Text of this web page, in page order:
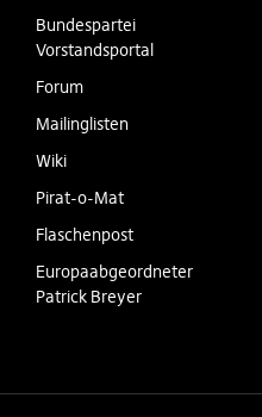
Bundespartei
Vorstandsportal
Forum
Mailinglisten
Wiki
Pirat-o-Mat
Flaschenpost
Europaabgeordneter
Patrick Breyer